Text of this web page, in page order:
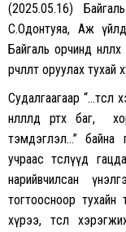
(2025.05.16)
С.Одонтуяа, Аж
Байгаль орчинд
өөрчлөлт оруулах тухай
Судалгаагаар “…төсөл
нөлөөлөлд өртөх
тэмдэглэл…” байна
учраас төслүүд
нарийвчилсан
тогтоосноор тухайн
хүрээ, төсөл